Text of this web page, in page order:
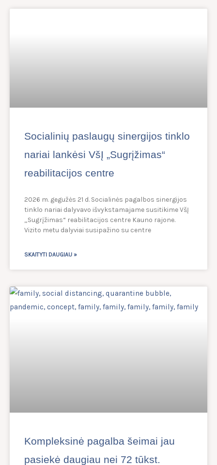
Socialinių paslaugų sinergijos tinklo
nariai lankėsi VšĮ „Sugrįžimas“
reabilitacijos centre
2026 m. gegužės 21 d. Socialinės pagalbos sinergijos
tinklo nariai dalyvavo išvykstamajame susitikime VšĮ
„Sugrįžimas“ reabilitacijos centre Kauno rajone.
Vizito metu dalyviai susipažino su centre
SKAITYTI DAUGIAU »
Kompleksinė pagalba šeimai jau
pasiekė daugiau nei 72 tūkst.